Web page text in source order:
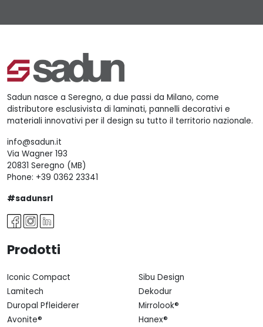
Sadun nasce a Seregno, a due passi da Milano, come
distributore esclusivista di laminati, pannelli decorativi e
materiali innovativi per il design su tutto il territorio nazionale.
info@sadun.it
Via Wagner 193
20831 Seregno (MB)
Phone: +39 0362 23341
#sadunsrl
Prodotti
Iconic Compact
Sibu Design
Lamitech
Dekodur
Duropal Pfleiderer
Mirrolook®
Avonite®
Hanex®